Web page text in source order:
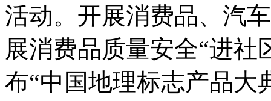
活动。开展消费品、汽
展消费品质量安全“进社
布“中国地理标志产品大